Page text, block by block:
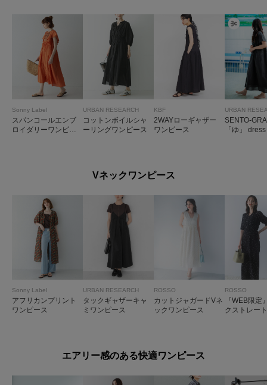
Sonny Label
スパンコールエンブ
ロイダリーワンピー
URBAN RESEARCH
コットンボイルシャ
ーリングワンピース
KBF
2WAYローギャザー
ワンピース
URBAN
SENTO-
「ゆ」 dress
Vネックワンピース
Sonny Label
アフリカンプリント
ワンピース
URBAN RESEARCH
タックギャザーキャ
ミワンピース
ROSSO
カットジャガードVネ
ックワンピース
ROSSO
『WEB限定
クストレー
エアリー感のある快適ワンピース